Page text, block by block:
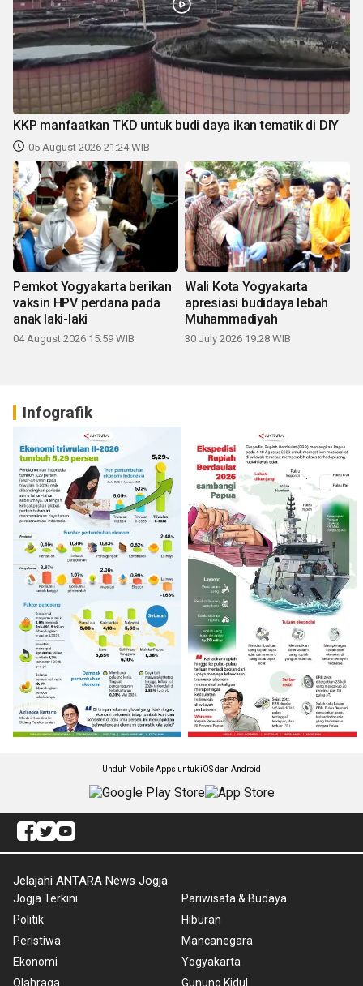
KKP manfaatkan TKD untuk budi daya ikan tematik di DIY
05 August 2026 21:24 WIB
Pemkot Yogyakarta berikan
vaksin HPV perdana pada
anak laki-laki
04 August 2026 15:59 WIB
Wali Kota Yogyakarta
apresiasi budidaya lebah
Muhammadiyah
30 July 2026 19:28 WIB
Infografik
Unduh Mobile Apps untuk iOS dan Android
Jelajahi ANTARA News Jogja
Jogja Terkini
Politik
Peristiwa
Ekonomi
Olahraga
Pariwisata & Budaya
Hiburan
Mancanegara
Yogyakarta
Gunung Kidul